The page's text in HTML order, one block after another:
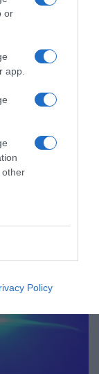
or
app.
other
Policy